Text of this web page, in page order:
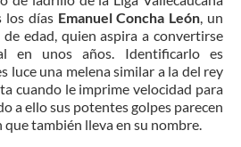
los días Emanuel Concha León , un
edad, quien aspira a convertirse
en unos años. Identificarlo es
luce una melena similar a la del rey
cuando le imprime velocidad para
a ello sus potentes golpes parecen
también lleva en su nombre.